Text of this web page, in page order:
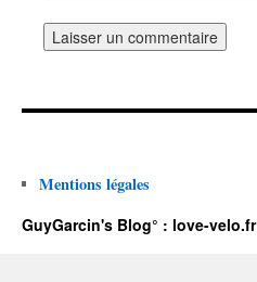
Mentions légales
GuyGarcin's Blog° : love-velo.fr